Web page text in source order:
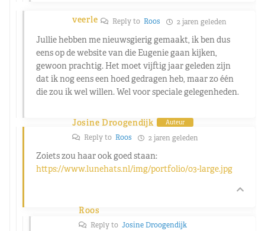
veerle Reply toRoos 2 jaren geleden
Jullie hebben me nieuwsgierig gemaakt, ik ben dus
eens op de website van die Eugenie gaan kijken,
gewoon prachtig. Het moet vijftig jaar geleden zijn
dat ik nog eens een hoed gedragen heb, maar zo één
die zou ik wel willen. Wel voor speciale gelegenheden.
Josine Droogendijk Auteur
Reply to Roos 2 jaren geleden
Zoiets zou haar ook goed staan:
https://www.lunehats.nl/img/portfolio/03-large.jpg
Roos
Reply to Josine Droogendijk